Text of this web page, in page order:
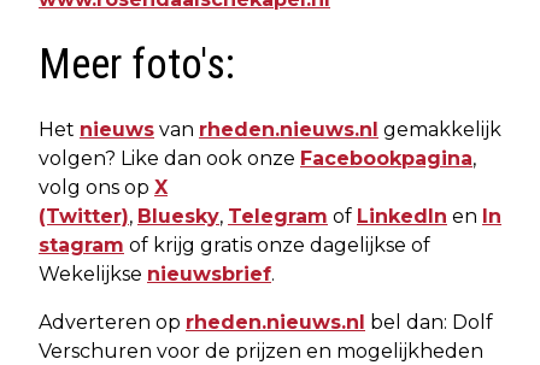
Meer foto's:
Het nieuws van rheden.nieuws.nl gemakkelijk
volgen? Like dan ook onze Facebookpagina,
volg ons op X
(Twitter), Bluesky, Telegram of LinkedIn en In
stagram of krijg gratis onze dagelijkse of
Wekelijkse nieuwsbrief.
Adverteren op rheden.nieuws.nl bel dan: Dolf
Verschuren voor de prijzen en mogelijkheden